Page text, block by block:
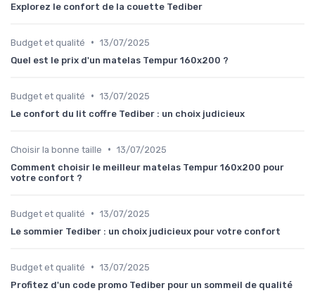
Explorez le confort de la couette Tediber
Budget et qualité • 13/07/2025
Quel est le prix d'un matelas Tempur 160x200 ?
Budget et qualité • 13/07/2025
Le confort du lit coffre Tediber : un choix judicieux
Choisir la bonne taille • 13/07/2025
Comment choisir le meilleur matelas Tempur 160x200 pour
votre confort ?
Budget et qualité • 13/07/2025
Le sommier Tediber : un choix judicieux pour votre confort
Budget et qualité • 13/07/2025
Profitez d'un code promo Tediber pour un sommeil de qualité